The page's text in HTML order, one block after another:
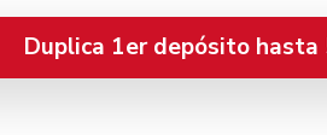
Duplica 1er depósito hasta